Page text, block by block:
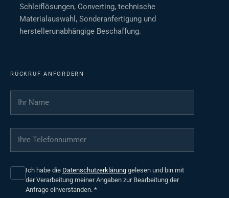
Schleiflösungen, Converting, technische
Materialauswahl, Sonderanfertigung und
herstellerunabhängige Beschaffung.
RÜCKRUF ANFORDERN
Ihr Name
Ihre Telefonnummer
Ich habe die Datenschutzerklärung gelesen und bin mit
der Verarbeitung meiner Angaben zur Bearbeitung der
Anfrage einverstanden. *